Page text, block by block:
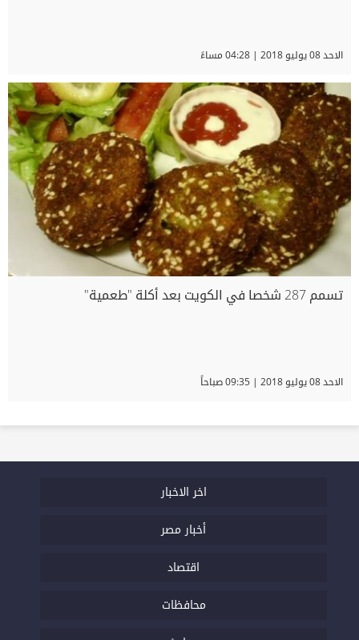
الاحد 08 يوليو 2018 | 04:28 مساءً
تسمم 287 شخصا في الكويت بعد أكلة "طعمية"
الاحد 08 يوليو 2018 | 09:35 صباحاً
اخر الاخبار
أخبار مصر
اقتصاد
محافظات